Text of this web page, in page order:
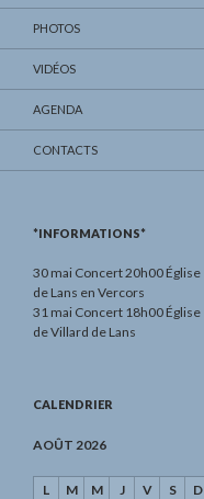
PHOTOS
VIDÉOS
AGENDA
CONTACTS
*INFORMATIONS*
30 mai Concert 20h00 Église
de Lans en Vercors
31 mai Concert 18h00 Église
de Villard de Lans
CALENDRIER
AOÛT 2026
L M M J V S
D